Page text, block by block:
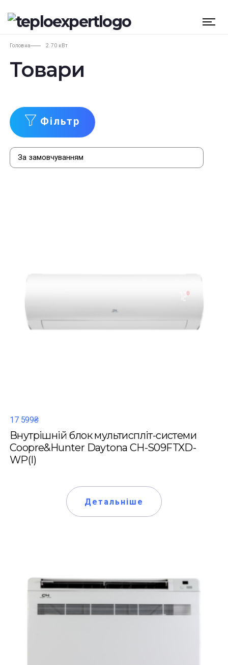
Головна 2.70 кВт
Товари
Фільтр
17 599₴
Внутрішній блок мультиспліт-системи
Coopre&Hunter Daytona CH-S09FTXD-
WP(I)
Детальніше